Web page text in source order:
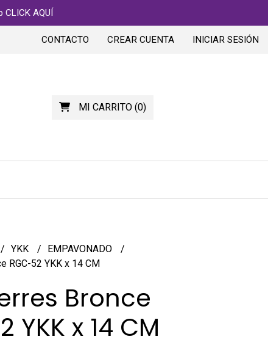
AQUÍ
CONTACTO CREAR CUENTA INICIAR SESIÓN
MI CARRITO(0)
YKK
EMPAVONADO
RGC-52 YKK x 14 CM
Bronce
YKK x 14 CM